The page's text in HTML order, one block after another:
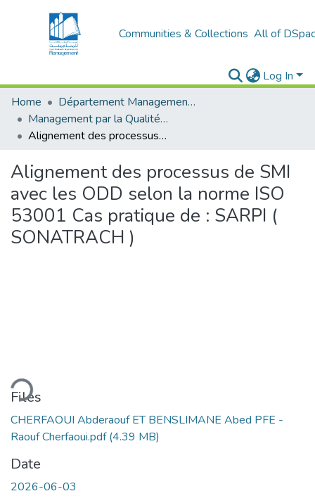
Communities & Collections All of
Log In
Home
Département Management Des Organisations
Management par la Qualité (MPQ)
Alignement des processus de SMI avec les ODD selon la norme ISO 53001 Cas pratique de : SARPI ( SONATRACH )
Alignement des processus de SMI
avec les ODD selon la norme ISO
53001 Cas pratique de : SARPI (
SONATRACH )
Files
CHERFAOUI Abderaouf ET BENSLIMANE Abed PFE -
Raouf Cherfaoui.pdf(4.39 MB)
Date
2026-06-03